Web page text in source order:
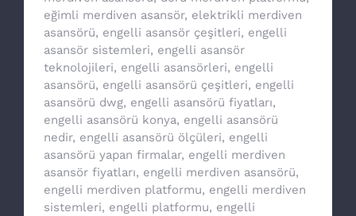
eğimli merdiven asansör, elektrikli merdiven
asansörü, engelli asansör çeşitleri, engelli
asansör sistemleri, engelli asansör
teknolojileri, engelli asansörleri, engelli
asansörü, engelli asansörü çeşitleri, engelli
asansörü dwg, engelli asansörü fiyatları,
engelli asansörü konya, engelli asansörü
nedir, engelli asansörü ölçüleri, engelli
asansörü yapan firmalar, engelli merdiven
asansör fiyatları, engelli merdiven asansörü,
engelli merdiven platformu, engelli merdiven
sistemleri, engelli platformu, engelli